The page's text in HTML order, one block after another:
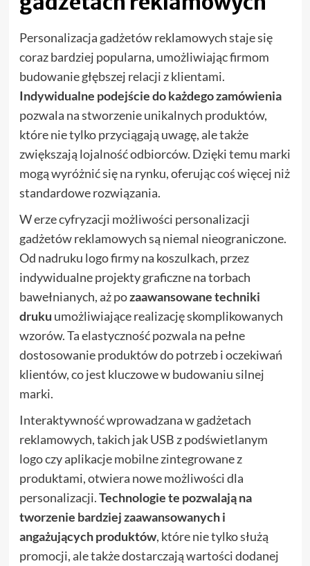
Personalizacja gadżetów reklamowych staje się
coraz bardziej popularna, umożliwiając firmom
budowanie głębszej relacji z klientami.
Indywidualne podejście do każdego zamówienia
pozwala na stworzenie unikalnych produktów,
które nie tylko przyciągają uwagę, ale także
zwiększają lojalność odbiorców. Dzięki temu marki
mogą wyróżnić się na rynku, oferując coś więcej niż
standardowe rozwiązania.
W erze cyfryzacji możliwości personalizacji
gadżetów reklamowych są niemal nieograniczone.
Od nadruku logo firmy na koszulkach, przez
indywidualne projekty graficzne na torbach
bawełnianych, aż pozaawansowane techniki
druku umożliwiające realizację skomplikowanych
wzorów. Ta elastyczność pozwala na pełne
dostosowanie produktów do potrzeb i oczekiwań
klientów, co jest kluczowe w budowaniu silnej
marki.
Interaktywność wprowadzana w gadżetach
reklamowych, takich jak USB z podświetlanym
logo czy aplikacje mobilne zintegrowane z
produktami, otwiera nowe możliwości dla
personalizacji.Technologie te pozwalają na
tworzenie bardziej zaawansowanych i
angażujących produktów, które nie tylko służą
promocji, ale także dostarczają wartości dodanej